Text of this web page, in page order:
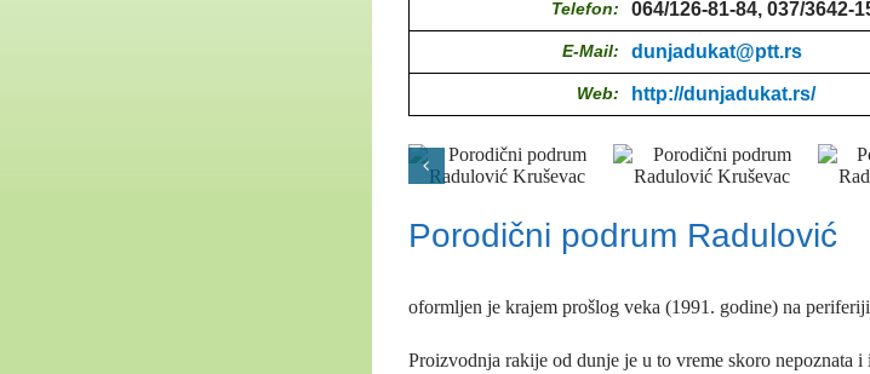
Telefon: 064/126-81-84, 037/3642-
E-Mail: dunjadukat@ptt.rs
Web: http://dunjadukat.rs/
Porodični podrum Radulović
oformljen je krajem prošlog veka (1991. godine) na
Proizvodnja rakije od dunje je u to vreme skoro nepoznata